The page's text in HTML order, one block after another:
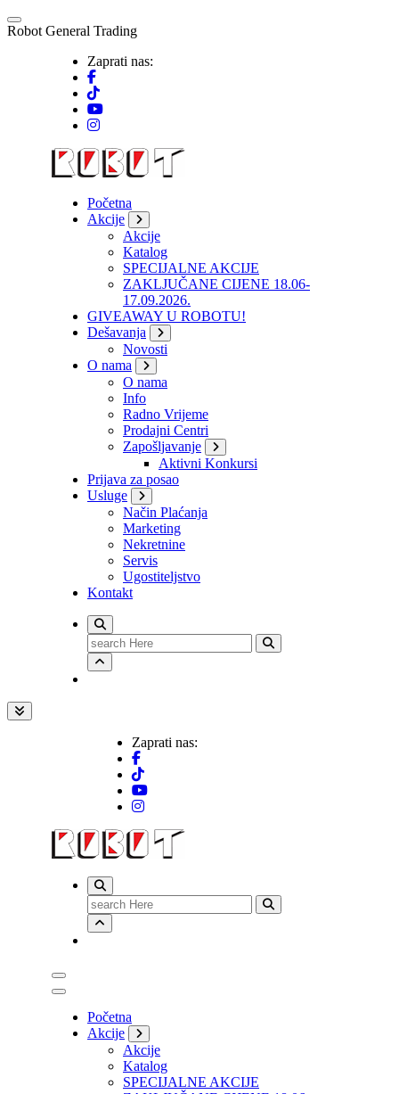
Skip
to
Robot General Trading
Zaprati nas:
Početna
Akcije
Akcije
Katalog
SPECIJALNE AKCIJE
ZAKLJUČANE CIJENE 18.06-
17.09.2026.
GIVEAWAY U ROBOTU!
Dešavanja
Novosti
O nama
O nama
Info
Radno Vrijeme
Prodajni Centri
Zapošljavanje
Aktivni Konkursi
Prijava za posao
Usluge
Način Plaćanja
Marketing
Nekretnine
Servis
Ugostiteljstvo
Kontakt
Search
for:
Zaprati nas:
Search
for:
Početna
Akcije
Akcije
Katalog
SPECIJALNE AKCIJE